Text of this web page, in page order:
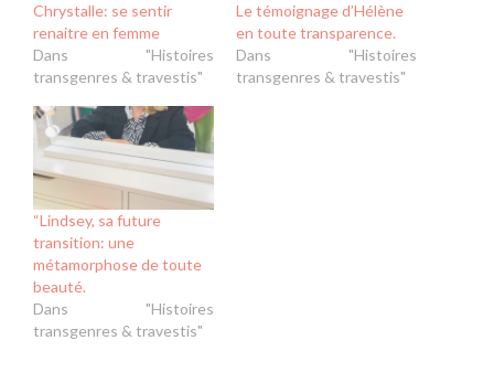
Chrystalle: se sentir
renaitre en femme
Dans "Histoires
transgenres & travestis"
Le témoignage d’Hélène
en toute transparence.
Dans "Histoires
transgenres & travestis"
“Lindsey, sa future
transition: une
métamorphose de toute
beauté.
Dans "Histoires
transgenres & travestis"